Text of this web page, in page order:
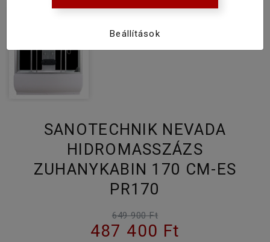
SANOTECHNIK NEVADA
HIDROMASSZÁZS
ZUHANYKABIN 170 CM-ES
PR170
649 900 Ft
487 400 Ft
Beállítások